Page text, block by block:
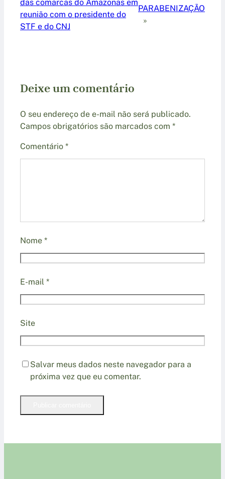
das comarcas do Amazonas em
reunião com o presidente do
STF e do CNJ
PARABENIZAÇÃO
»
Deixe um comentário
O seu endereço de e-mail não será publicado.
Campos obrigatórios são marcados com *
Comentário *
Nome *
E-mail *
Site
Salvar meus dados neste navegador para a
próxima vez que eu comentar.